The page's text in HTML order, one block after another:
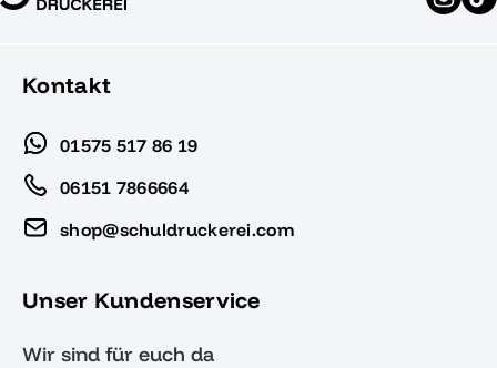
Kontakt
01575 517 86 19
06151 7866664
shop@schuldruckerei.com
Unser Kundenservice
Wir sind für euch da